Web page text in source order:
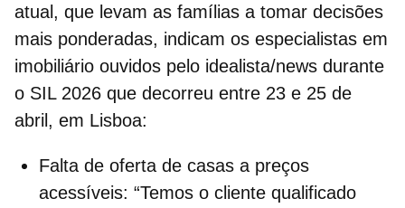
atual, que levam as famílias a tomar decisões
mais ponderadas, indicam os especialistas em
imobiliário ouvidos pelo idealista/news durante
o SIL 2026 que decorreu entre 23 e 25 de
abril, em Lisboa:
Falta de oferta de casas a preços
acessíveis: “Temos o cliente qualificado